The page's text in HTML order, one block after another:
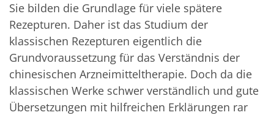
Sie bilden die Grundlage für viele spätere
Rezepturen. Daher ist das Studium der
klassischen Rezepturen eigentlich die
Grundvoraussetzung für das Verständnis der
chinesischen Arzneimitteltherapie. Doch da die
klassischen Werke schwer verständlich und gute
Übersetzungen mit hilfreichen Erklärungen rar